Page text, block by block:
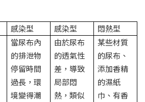
感染型 感染型
悶熱型
當尿布內
的排泄物
停留時間
過長，環
境變得潮
由於尿布
的透氣性
差，導致
局部悶
熱，類似
某些材質
的尿布、
添加香精
的濕紙
巾、有香